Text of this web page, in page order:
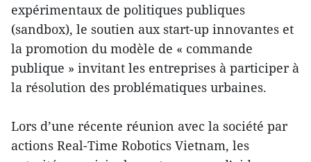
expérimentaux de politiques publiques
(sandbox), le soutien aux start-up innovantes et
la promotion du modèle de « commande
publique » invitant les entreprises à participer à
la résolution des problématiques urbaines.
Lors d’une récente réunion avec la société par
actions Real-Time Robotics Vietnam, les